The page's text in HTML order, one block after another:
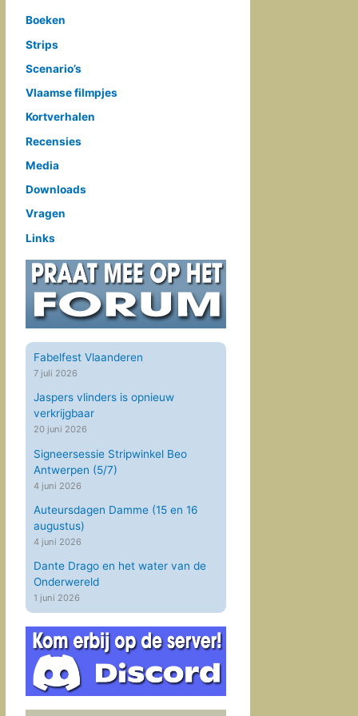
Boeken
Strips
Scenario’s
Vlaamse filmpjes
Kortverhalen
Recensies
Media
Downloads
Vragen
Links
Fabelfest Vlaanderen
7 juli 2026
Jaspers vlinders is opnieuw
verkrijgbaar
20 juni 2026
Signeersessie Stripwinkel Beo
Antwerpen (5/7)
4 juni 2026
Auteursdagen Damme (15 en 16
augustus)
4 juni 2026
Dante Drago en het water van de
Onderwereld
1 juni 2026